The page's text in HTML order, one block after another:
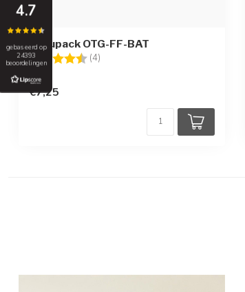
Accupack OTG-FF-BAT
Beoordeling: (4)
€7,25
4.7
gebaseerd op
24393
beoordelingen